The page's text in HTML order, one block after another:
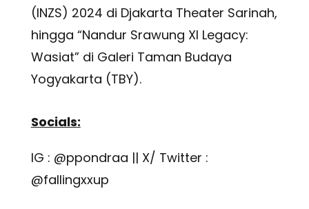
(INZS) 2024 di Djakarta Theater Sarinah,
hingga “Nandur Srawung XI Legacy:
Wasiat” di Galeri Taman Budaya
Yogyakarta (TBY).
Socials:
IG : @ppondraa || X/ Twitter :
@fallingxxup